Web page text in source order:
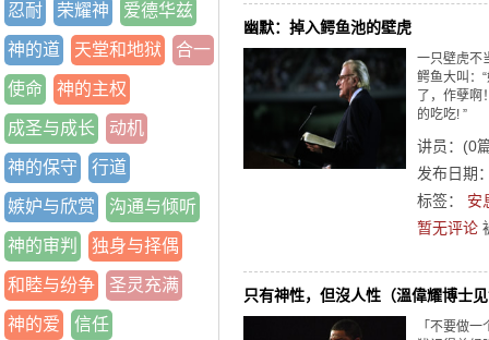
忍耐 荣耀神 爱德华兹
神的道 天堂和地狱 合一
使命 神的主权
成圣与成长 动机
神的保守 行道
嫉妒与欣赏 沟通与倾听
神的审判 独身与择偶
和睦与纷争 圣灵充满
神的爱 信任
幽默：掉入鳄鱼池的壁虎
一只壁虎不
鳄鱼大叫：
了，作孽
的吃吃! ”
讲员： (0
发布日期
标签： 安
暂无评论
只有神性，但沒人性（溫偉耀博士
「不要做